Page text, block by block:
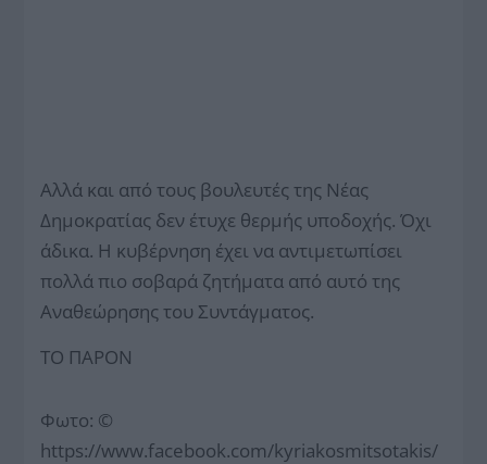
Αλλά και από τους βουλευτές της Νέας
Δημοκρατίας δεν έτυχε θερμής υποδοχής. Όχι
άδικα. Η κυβέρνηση έχει να αντιμετωπίσει
πολλά πιο σοβαρά ζητήματα από αυτό της
Αναθεώρησης του Συντάγματος.
TO ΠΑΡΟΝ
Φωτο: ©
https://www.facebook.com/kyriakosmitsotakis/